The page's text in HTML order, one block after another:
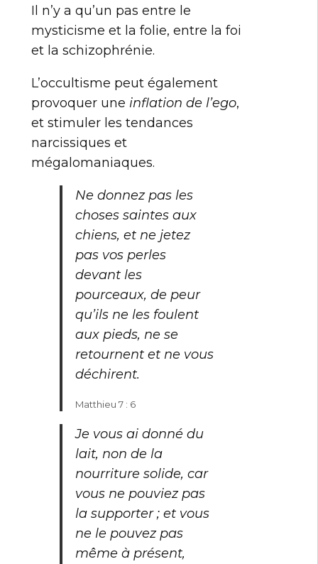
Il n’y a qu’un pas entre le
mysticisme et la folie, entre la foi
et la schizophrénie.
L’occultisme peut également
provoquer une inflation de l’ego,
et stimuler les tendances
narcissiques et
mégalomaniaques.
Ne donnez pas les
choses saintes aux
chiens, et ne jetez
pas vos perles
devant les
pourceaux, de peur
qu’ils ne les foulent
aux pieds, ne se
retournent et ne vous
déchirent.
Matthieu 7 : 6
Je vous ai donné du
lait, non de la
nourriture solide, car
vous ne pouviez pas
la supporter ; et vous
ne le pouvez pas
même à présent,